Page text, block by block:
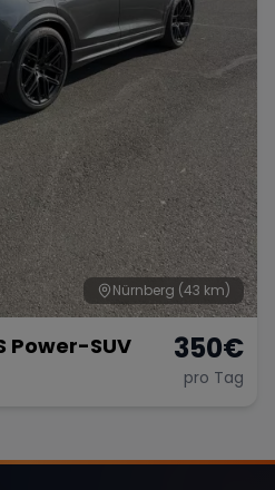
Nürnberg (43 km)
Power-SUV 350€
pro Tag